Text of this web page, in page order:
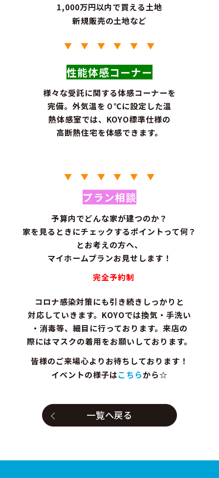
1,000万円以内で買える土地
新規販売の土地など
▼ ▼ ▼ ▼ ▼ ▼
性能体感コーナー
様々な受託に関する体感コーナーを
完備。外気温を０℃に設定した温
熱体感室では、KOYO標準仕様の
高断熱住宅を体感できます。
▼ ▼ ▼ ▼ ▼ ▼
プラン相談
予算内でどんな家が建つのか？
家を見るときにチェックするポイントって何？
とお考えの方へ、
マイホームプランお見せします！
完全予約制
コロナ感染対策にも引き続きしっかりと
対応していきます。KOYOでは換気・手洗い
・消毒等、細目に行っております。来店の
際にはマスクの着用をお願いしております。
皆様のご来場心よりお待ちしております！
イベントの様子はこちらから☆
一覧へ戻る